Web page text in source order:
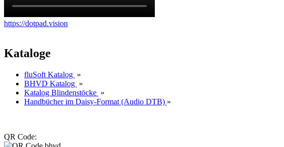
https://dotpad.vision
Kataloge
fluSoft Katalog »
BHVD Katalog »
Katalog Blindenstöcke »
Handbücher im Daisy-Format (Audio DTB) »
QR Code: